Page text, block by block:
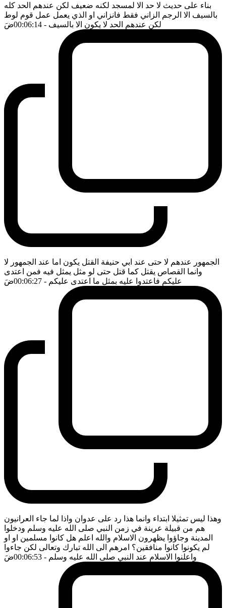
بناء على حديث لا حد الا لمسجد لكنه ضعيف لكن عندهم الحد كله
بالسيف الا الرجم الزاني فقط فانزاني او الذي يعمل عمل قوم لوط
لكن عندهم الحد لا يكون الا بالسيف - 00:06:14 ضَ
الجمهور عندهم لا حتى عند ابي حنيفة القتل يكون اما عند الجمهور لا
وانما القصاص يقتل كما قتل حتى لو مثل يمثل فيه فمن اعتدى
عليكم فاعتدوا عليه بمثل ما اعتدى عليكم - 00:06:27 ضَ
وهذا ليس تمثيلا ابتداء وانما هذا رد على عدوان واذا لما جاء العرانيون
هم من قبيلة عرينة في زمن النبي صلى الله عليه وسلم ودخلوا
المدينة وجاؤوا يظهرون الاسلام والله اعلم هل كانوا مسلمين او او
لم يكونوا كانوا منافقين؟ امرهم الى الله تبارك وتعالى لكن جاءوا
واعلنوا الاسلام عند النبي صلى الله عليه وسلم - 00:06:53 ضَ